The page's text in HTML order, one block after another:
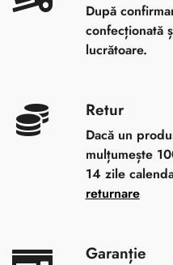
După
confecționată
lucrătoare.
Retur
Dacă un
mulțumește
14 zile
returnare
Garanție